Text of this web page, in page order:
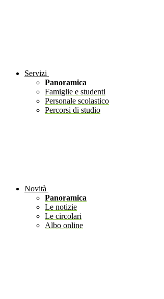
Servizi
Panoramica
Famiglie e studenti
Personale scolastico
Percorsi di studio
Novità
Panoramica
Le notizie
Le circolari
Albo online